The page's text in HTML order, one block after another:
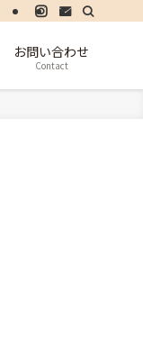
お問い合わせ
Contact